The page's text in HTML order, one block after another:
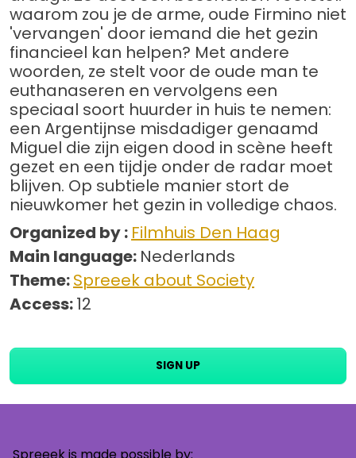
waarom zou je de arme, oude Firmino niet
'vervangen' door iemand die het gezin
financieel kan helpen? Met andere
woorden, ze stelt voor de oude man te
euthanaseren en vervolgens een
speciaal soort huurder in huis te nemen:
een Argentijnse misdadiger genaamd
Miguel die zijn eigen dood in scène heeft
gezet en een tijdje onder de radar moet
blijven. Op subtiele manier stort de
nieuwkomer het gezin in volledige chaos.
Organized by : Filmhuis Den Haag
Main language: Nederlands
Theme:Spreeek about Society
Access:12
SIGN UP
Spreeek is made possible by: